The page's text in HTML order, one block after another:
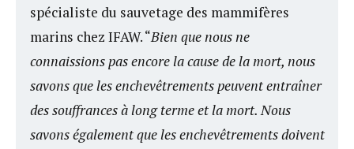
spécialiste du sauvetage des mammifères
marins chez IFAW. “Bien que nous ne
connaissions pas encore la cause de la mort, nous
savons que les enchevêtrements peuvent entraîner
des souffrances à long terme et la mort. Nous
savons également que les enchevêtrements doivent